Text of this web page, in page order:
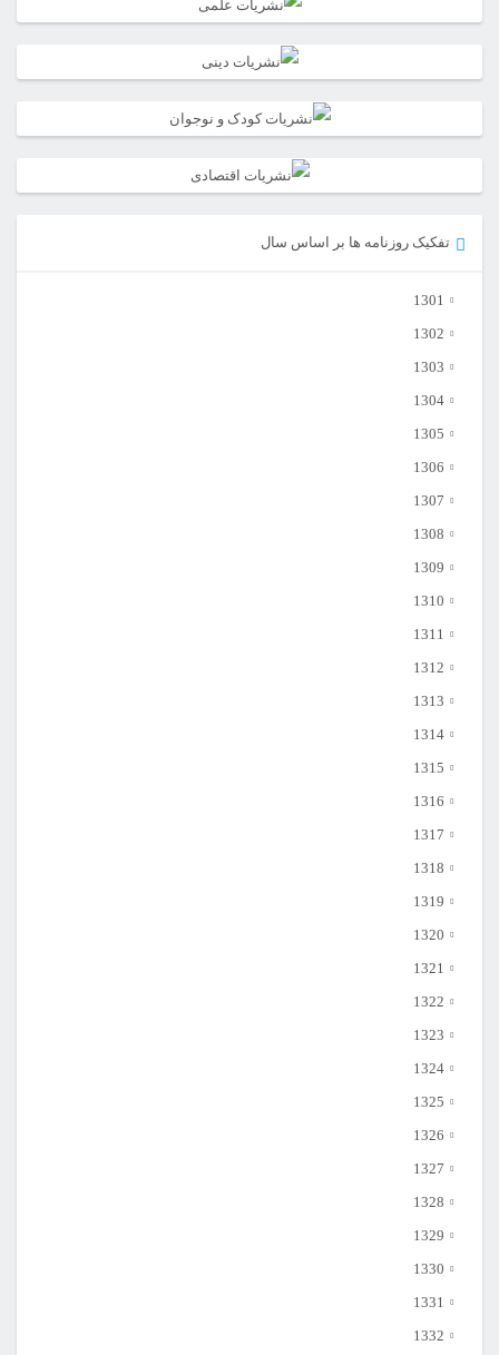
تفکیک روزنامه ها بر اساس سال
1301
1302
1303
1304
1305
1306
1307
1308
1309
1310
1311
1312
1313
1314
1315
1316
1317
1318
1319
1320
1321
1322
1323
1324
1325
1326
1327
1328
1329
1330
1331
1332